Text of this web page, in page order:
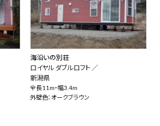
海沿いの別荘
ロイヤル ダブルロフト ／
新潟県
全長11m・幅3.4m
外壁色：オークブラウン